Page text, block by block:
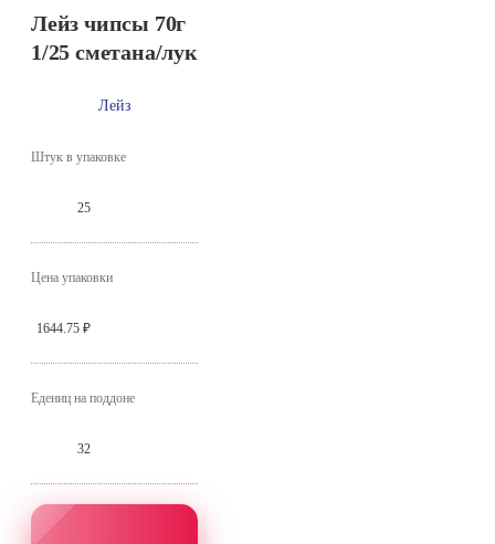
Лейз чипсы 70г
1/25 сметана/лук
Лейз
Штук в упаковке
25
Цена упаковки
1644.75 ₽
Едениц на поддоне
32